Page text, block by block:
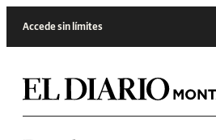
Accede sin límites